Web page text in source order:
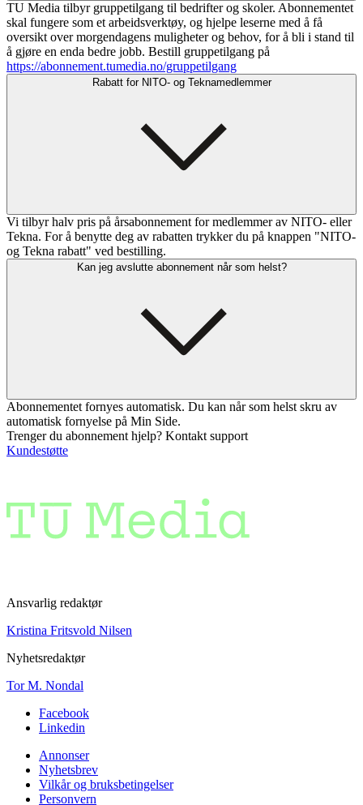
TU Media tilbyr gruppetilgang til bedrifter og skoler. Abonnementet
skal fungere som et arbeidsverktøy, og hjelpe leserne med å få
oversikt over morgendagens muligheter og behov, for å bli i stand til
å gjøre en enda bedre jobb. Bestill gruppetilgang på
https://abonnement.tumedia.no/gruppetilgang
Rabatt for NITO- og Teknamedlemmer
Vi tilbyr halv pris på årsabonnement for medlemmer av NITO- eller
Tekna. For å benytte deg av rabatten trykker du på knappen "NITO-
og Tekna rabatt" ved bestilling.
Kan jeg avslutte abonnement når som helst?
Abonnementet fornyes automatisk. Du kan når som helst skru av
automatisk fornyelse på Min Side.
Trenger du abonnement hjelp? Kontakt support
Kundestøtte
Ansvarlig redaktør
Kristina Fritsvold Nilsen
Nyhetsredaktør
Tor M. Nondal
Facebook
Linkedin
Annonser
Nyhetsbrev
Vilkår og bruksbetingelser
Personvern